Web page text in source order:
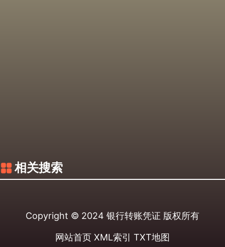
相关搜索
Copyright © 2024 银行转账凭证 版权所有
网站首页 XML索引 TXT地图